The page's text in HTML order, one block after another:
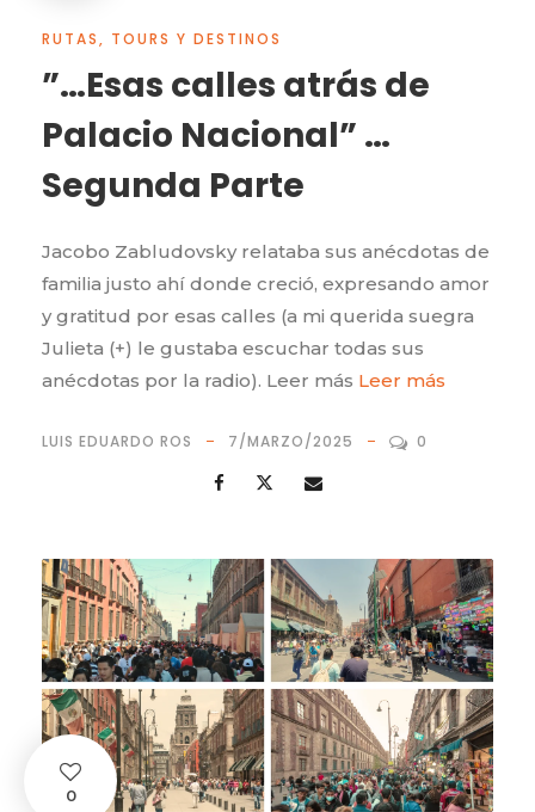
RUTAS, TOURS Y DESTINOS
”…Esas calles atrás de
Palacio Nacional” …
Segunda Parte
Jacobo Zabludovsky relataba sus anécdotas de
familia justo ahí donde creció, expresando amor
y gratitud por esas calles (a mi querida suegra
Julieta (+) le gustaba escuchar todas sus
anécdotas por la radio). Leer más Leer más
LUIS EDUARDO ROS 7/MARZO/2025 0
0